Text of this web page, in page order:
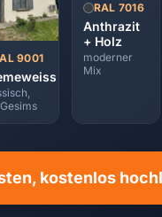
9001
RAL 7016
Anthrazit
+ Holz
moderner
Mix
kostenlos